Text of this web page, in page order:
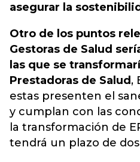
asegurar la
Otro de los puntos
Gestoras de Salud
las que se
Prestadoras de Salud ,
estas presenten el
y cumplan con las
la transformación de
tendrá un plazo de